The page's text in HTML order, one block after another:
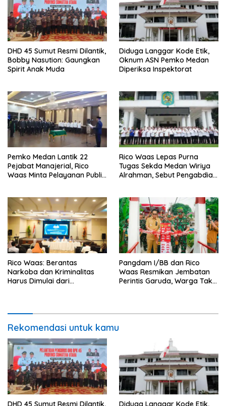
DHD 45 Sumut Resmi Dilantik,
Bobby Nasution: Gaungkan
Spirit Anak Muda
Diduga Langgar Kode Etik,
Oknum ASN Pemko Medan
Diperiksa Inspektorat
Pemko Medan Lantik 22
Pejabat Manajerial, Rico
Waas Minta Pelayanan Publik
Rico Waas Lepas Purna
Tugas Sekda Medan Wiriya
Alrahman, Sebut Pengabdian
Rico Waas: Berantas
Narkoba dan Kriminalitas
Harus Dimulai dari
Pangdam I/BB dan Rico
Waas Resmikan Jembatan
Perintis Garuda, Warga Tak
Rekomendasi untuk kamu
DHD 45 Sumut Resmi Dilantik,
Diduga Langgar Kode Etik,